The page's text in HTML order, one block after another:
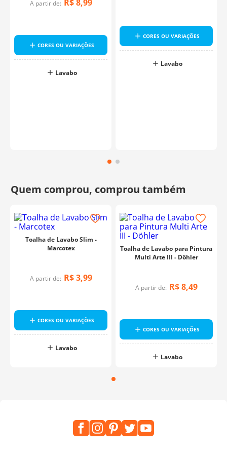
A partir de: R$ 8,99
CORES OU VARIAÇÕES
Lavabo
CORES OU VARIAÇÕES
Lavabo
Toalha de Lavabo Slim -
Marcotex
A partir de: R$ 3,99
CORES OU VARIAÇÕES
Lavabo
Toalha de Lavabo para Pintura
Multi Arte III - Döhler
A partir de: R$ 8,49
CORES OU VARIAÇÕES
Lavabo